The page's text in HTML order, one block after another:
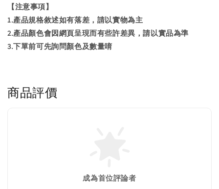
【注意事項】
1.產品規格敘述如有落差，請以實物為主
2.產品顏色會因網頁呈現而有些許差異，請以實品為準
3.下單前可先詢問顏色及數量唷
商品評價
成為首位評論者